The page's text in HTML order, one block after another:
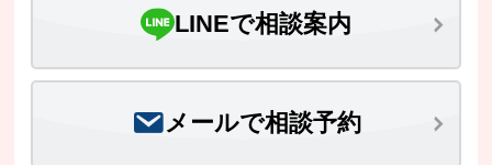
LINEで相談案内
メールで相談予約